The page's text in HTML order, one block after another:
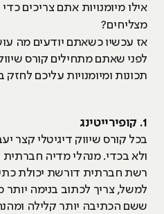
אילו מיומנויות אתם צריכים
מצליחים?
אז עכשיו כשאתם יודעים מה
לפני שאתם מתחילים קורס
תכונות ומיומנויות עליכם
1. קופירייטינג
בכל קורס שיווק דיגיטלי קצר
ולא בכדי. מנהלי מדיה
רשת חברתית דורשת יכולת
למשל, צריך לכתוב בנימה יותר
ששם הכתיבה יותר קלילה